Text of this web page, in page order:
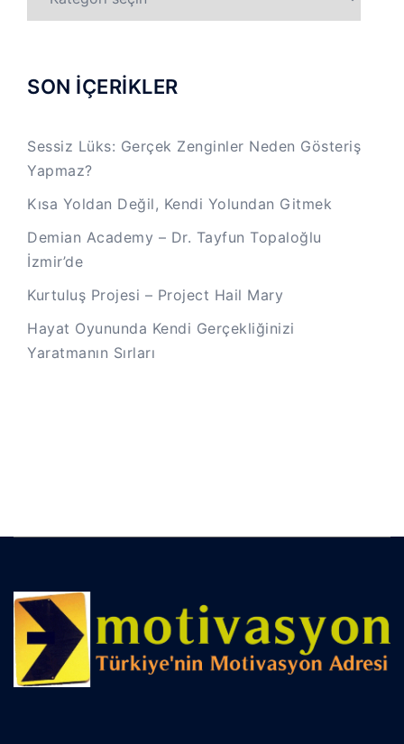
KATEGORİLER
SON İÇERİKLER
Sessiz Lüks: Gerçek Zenginler Neden Gösteriş
Yapmaz?
Kısa Yoldan Değil, Kendi Yolundan Gitmek
Demian Academy – Dr. Tayfun Topaloğlu
İzmir’de
Kurtuluş Projesi – Project Hail Mary
Hayat Oyununda Kendi Gerçekliğinizi
Yaratmanın Sırları